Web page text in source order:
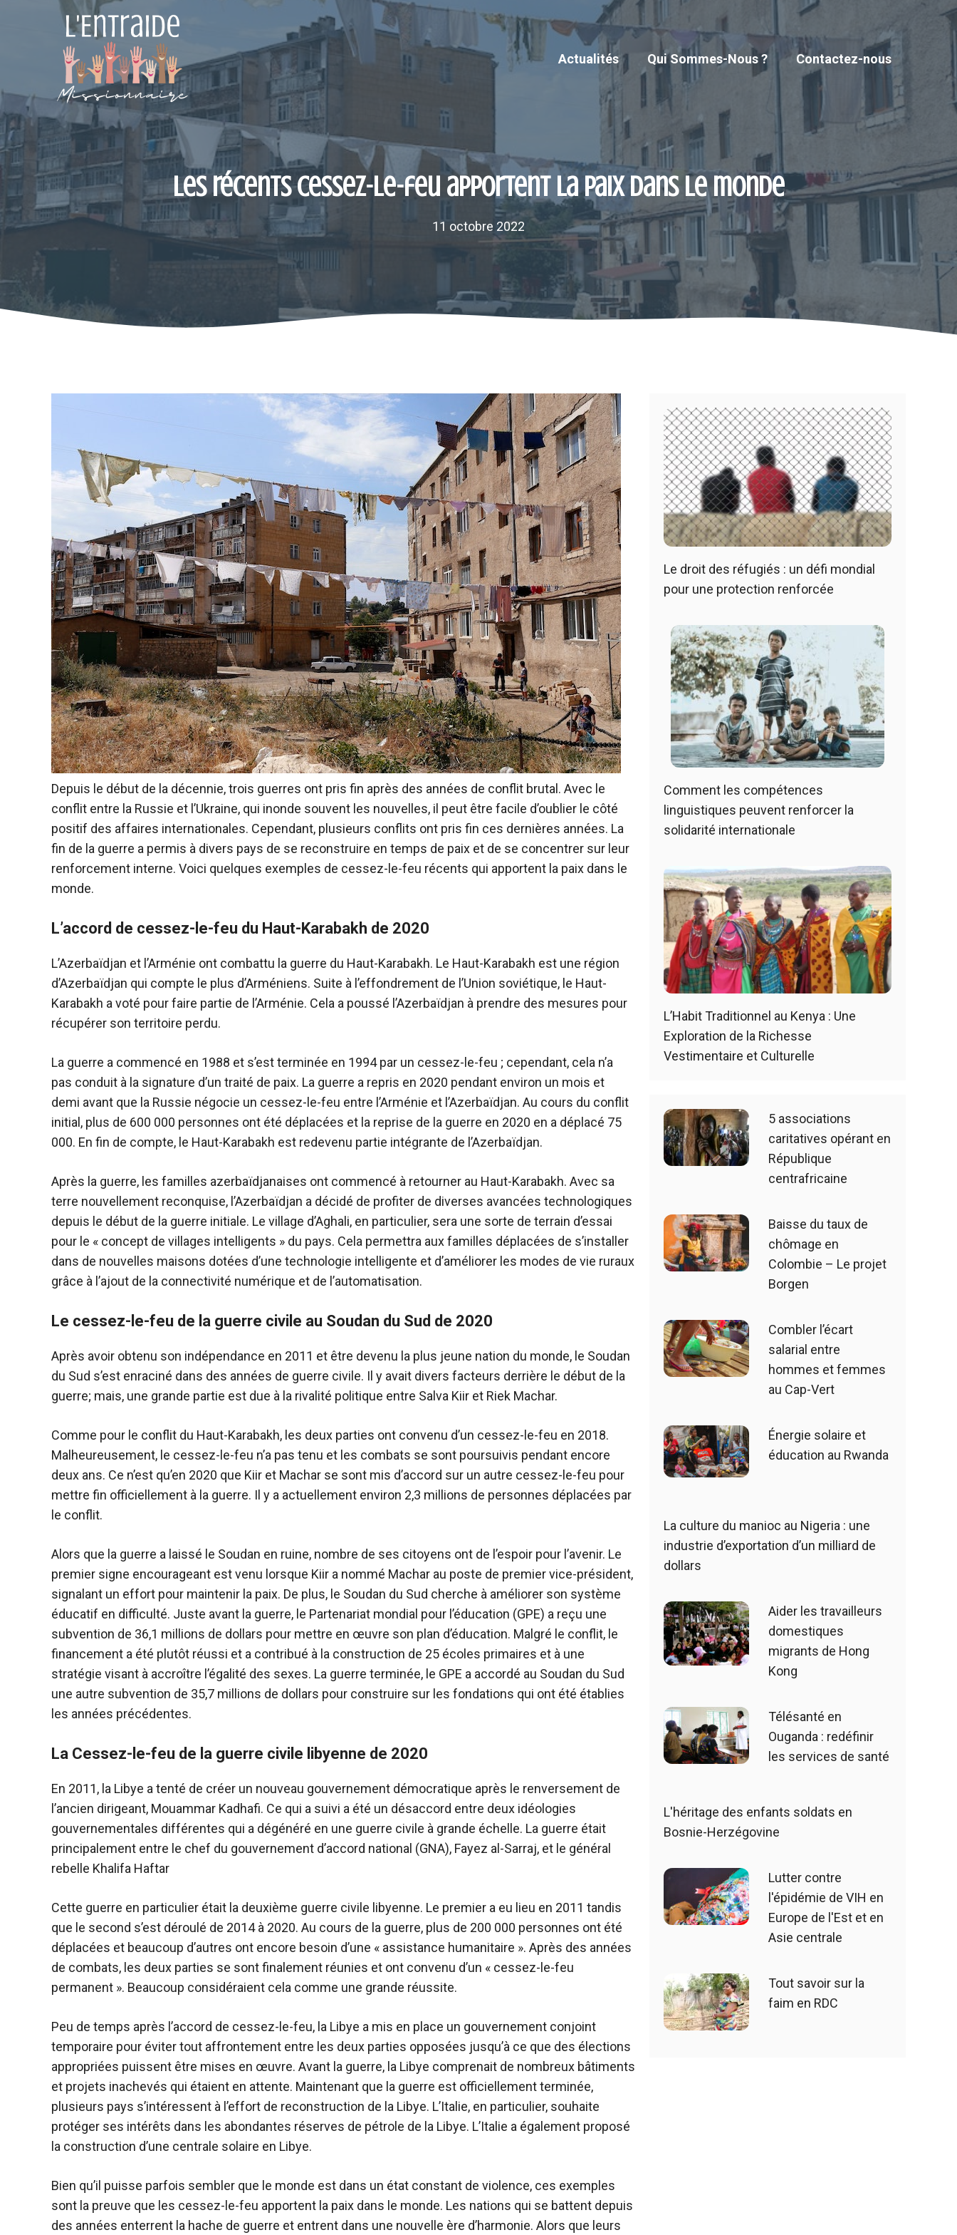
Actualités Qui Sommes-Nous ? Contactez-nous
Les récents cessez-le-feu apportent la paix dans le monde
11 octobre 2022
Depuis le début de la décennie, trois guerres ont pris fin après des années de conflit brutal. Avec le
conflit entre la Russie et l’Ukraine, qui inonde souvent les nouvelles, il peut être facile d’oublier le côté
positif des affaires internationales. Cependant, plusieurs conflits ont pris fin ces dernières années. La
fin de la guerre a permis à divers pays de se reconstruire en temps de paix et de se concentrer sur leur
renforcement interne. Voici quelques exemples de cessez-le-feu récents qui apportent la paix dans le
monde.
L’accord de cessez-le-feu du Haut-Karabakh de 2020
L’Azerbaïdjan et l’Arménie ont combattu la guerre du Haut-Karabakh. Le Haut-Karabakh est une région
d’Azerbaïdjan qui compte le plus d’Arméniens. Suite à l’effondrement de l’Union soviétique, le Haut-
Karabakh a voté pour faire partie de l’Arménie. Cela a poussé l’Azerbaïdjan à prendre des mesures pour
récupérer son territoire perdu.
La guerre a commencé en 1988 et s’est terminée en 1994 par un cessez-le-feu ; cependant, cela n’a
pas conduit à la signature d’un traité de paix. La guerre a repris en 2020 pendant environ un mois et
demi avant que la Russie négocie un cessez-le-feu entre l’Arménie et l’Azerbaïdjan. Au cours du conflit
initial, plus de 600 000 personnes ont été déplacées et la reprise de la guerre en 2020 en a déplacé 75
000. En fin de compte, le Haut-Karabakh est redevenu partie intégrante de l’Azerbaïdjan.
Après la guerre, les familles azerbaïdjanaises ont commencé à retourner au Haut-Karabakh. Avec sa
terre nouvellement reconquise, l’Azerbaïdjan a décidé de profiter de diverses avancées technologiques
depuis le début de la guerre initiale. Le village d’Aghali, en particulier, sera une sorte de terrain d’essai
pour le « concept de villages intelligents » du pays. Cela permettra aux familles déplacées de s’installer
dans de nouvelles maisons dotées d’une technologie intelligente et d’améliorer les modes de vie ruraux
grâce à l’ajout de la connectivité numérique et de l’automatisation.
Le cessez-le-feu de la guerre civile au Soudan du Sud de 2020
Après avoir obtenu son indépendance en 2011 et être devenu la plus jeune nation du monde, le Soudan
du Sud s’est enraciné dans des années de guerre civile. Il y avait divers facteurs derrière le début de la
guerre; mais, une grande partie est due à la rivalité politique entre Salva Kiir et Riek Machar.
Comme pour le conflit du Haut-Karabakh, les deux parties ont convenu d’un cessez-le-feu en 2018.
Malheureusement, le cessez-le-feu n’a pas tenu et les combats se sont poursuivis pendant encore
deux ans. Ce n’est qu’en 2020 que Kiir et Machar se sont mis d’accord sur un autre cessez-le-feu pour
mettre fin officiellement à la guerre. Il y a actuellement environ 2,3 millions de personnes déplacées par
le conflit.
Alors que la guerre a laissé le Soudan en ruine, nombre de ses citoyens ont de l’espoir pour l’avenir. Le
premier signe encourageant est venu lorsque Kiir a nommé Machar au poste de premier vice-président,
signalant un effort pour maintenir la paix. De plus, le Soudan du Sud cherche à améliorer son système
éducatif en difficulté. Juste avant la guerre, le Partenariat mondial pour l’éducation (GPE) a reçu une
subvention de 36,1 millions de dollars pour mettre en œuvre son plan d’éducation. Malgré le conflit, le
financement a été plutôt réussi et a contribué à la construction de 25 écoles primaires et à une
stratégie visant à accroître l’égalité des sexes. La guerre terminée, le GPE a accordé au Soudan du Sud
une autre subvention de 35,7 millions de dollars pour construire sur les fondations qui ont été établies
les années précédentes.
La Cessez-le-feu de la guerre civile libyenne de 2020
En 2011, la Libye a tenté de créer un nouveau gouvernement démocratique après le renversement de
l’ancien dirigeant, Mouammar Kadhafi. Ce qui a suivi a été un désaccord entre deux idéologies
gouvernementales différentes qui a dégénéré en une guerre civile à grande échelle. La guerre était
principalement entre le chef du gouvernement d’accord national (GNA), Fayez al-Sarraj, et le général
rebelle Khalifa Haftar
Cette guerre en particulier était la deuxième guerre civile libyenne. Le premier a eu lieu en 2011 tandis
que le second s’est déroulé de 2014 à 2020. Au cours de la guerre, plus de 200 000 personnes ont été
déplacées et beaucoup d’autres ont encore besoin d’une « assistance humanitaire ». Après des années
de combats, les deux parties se sont finalement réunies et ont convenu d’un « cessez-le-feu
permanent ». Beaucoup considéraient cela comme une grande réussite.
Peu de temps après l’accord de cessez-le-feu, la Libye a mis en place un gouvernement conjoint
temporaire pour éviter tout affrontement entre les deux parties opposées jusqu’à ce que des élections
appropriées puissent être mises en œuvre. Avant la guerre, la Libye comprenait de nombreux bâtiments
et projets inachevés qui étaient en attente. Maintenant que la guerre est officiellement terminée,
plusieurs pays s’intéressent à l’effort de reconstruction de la Libye. L’Italie, en particulier, souhaite
protéger ses intérêts dans les abondantes réserves de pétrole de la Libye. L’Italie a également proposé
la construction d’une centrale solaire en Libye.
Bien qu’il puisse parfois sembler que le monde est dans un état constant de violence, ces exemples
sont la preuve que les cessez-le-feu apportent la paix dans le monde. Les nations qui se battent depuis
des années enterrent la hache de guerre et entrent dans une nouvelle ère d’harmonie. Alors que leurs
Le droit des réfugiés : un défi mondial
pour une protection renforcée
Comment les compétences
linguistiques peuvent renforcer la
solidarité internationale
L’Habit Traditionnel au Kenya : Une
Exploration de la Richesse
Vestimentaire et Culturelle
5 associations
caritatives opérant en
République
centrafricaine
Baisse du taux de
chômage en
Colombie – Le projet
Borgen
Combler l’écart
salarial entre
hommes et femmes
au Cap-Vert
Énergie solaire et
éducation au Rwanda
La culture du manioc au Nigeria : une
industrie d’exportation d’un milliard de
dollars
Aider les travailleurs
domestiques
migrants de Hong
Kong
Télésanté en
Ouganda : redéfinir
les services de santé
L'héritage des enfants soldats en
Bosnie-Herzégovine
Lutter contre
l'épidémie de VIH en
Europe de l'Est et en
Asie centrale
Tout savoir sur la
faim en RDC